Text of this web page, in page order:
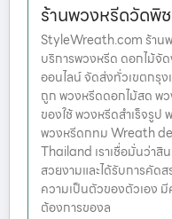
ร้านพวงหรีดวัดพิ
StyleWreath.com ร้าน
บริการพวงหรีด ดอกไม้จั
ออนไลน์ จัดส่งทั่วเขตกรุ
ถูก พวงหรีดดอกไม้สด พ
ของใช้ พวงหรีดสำเร็จรู
พวงหรีดกทม Wreath
Thailand เราเชื่อมั่นว่าสิ
สวยงามและได้รับการคั
ความเป็นตัวของตัวเอง
ต้องการของล